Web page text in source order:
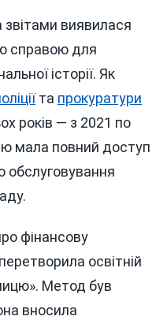
виявилася
справою для
історії. Як
та прокуратури
років — з 2021 по
мала повний доступ
обслуговування
фінансову
освітній
Метод був
вносила